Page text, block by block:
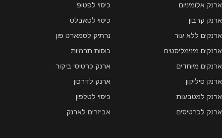
ארנק אלומיניום
ארנק קרבון
ארנקים ללא עור
ארנקים מינימליסטים
ארנקים מיוחדים
ארנק סיליקון
ארנק למטבעות
ארנק לכרטיסים
כיסוי לפטופ
כיסוי לטאבלט
נרתיק לסמארט פון
כוסות תרמיות
ארנק כרטיסי ביקור
ארנק לדרכון
כיסוי לטלפון
אביזרים לארנק